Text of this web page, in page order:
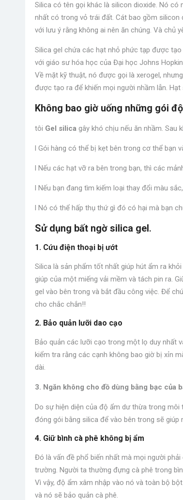
Silica có tên gọi khác là silicon dioxide. Nó
nhất có trong vỏ trái đất. Cát bao gồm silicon
với lưu ý rằng không ai nên ăn chúng. Và chủ
Silica gel chứa các hạt nhỏ phức tạp được
với giáo sư hóa học của Đại học Johns
Về mặt kỹ thuật, nó được gọi là xerogel,
được tạo ra để khiến mọi người nhầm lẫn.
Không bao giờ uống những gói
tôi Gel silica gây khó chịu nếu ăn nhầm. Sau
l Gói hàng có thể bị kẹt bên trong cơ thể bạn
l Nếu các hạt vỡ ra bên trong bạn, thì các
l Nếu bạn đang tìm kiếm loại thay đổi màu
l Nó có thể hấp thụ thứ gì đó có hại mà bạn
Sử dụng bất ngờ silica gel.
1. Cứu điện thoại bị ướt
Silica là sản phẩm tốt nhất giúp hút ẩm ra
giúp của một miếng vải mềm và tách pin ra.
gel vào bên trong và bắt đầu công việc. Để
cho chắc chắn!!
2. Bảo quản lưỡi dao cạo
Bảo quản các lưỡi cạo trong một lọ duy nhất
kiểm tra rằng các cạnh không bao giờ bị xỉn
dài.
3. Ngăn không cho đồ dùng bằng bạc của
Do sự hiện diện của độ ẩm dư thừa trong
đóng gói bằng silica để vào bên trong sẽ
4. Giữ bình cà phê không bị ẩm
Đó là vấn đề phổ biến nhất mà mọi người
trường. Người ta thường đựng cà phê trong
Vì vậy, độ ẩm xâm nhập vào nó và toàn bộ
và nó sẽ bảo quản cà phê.